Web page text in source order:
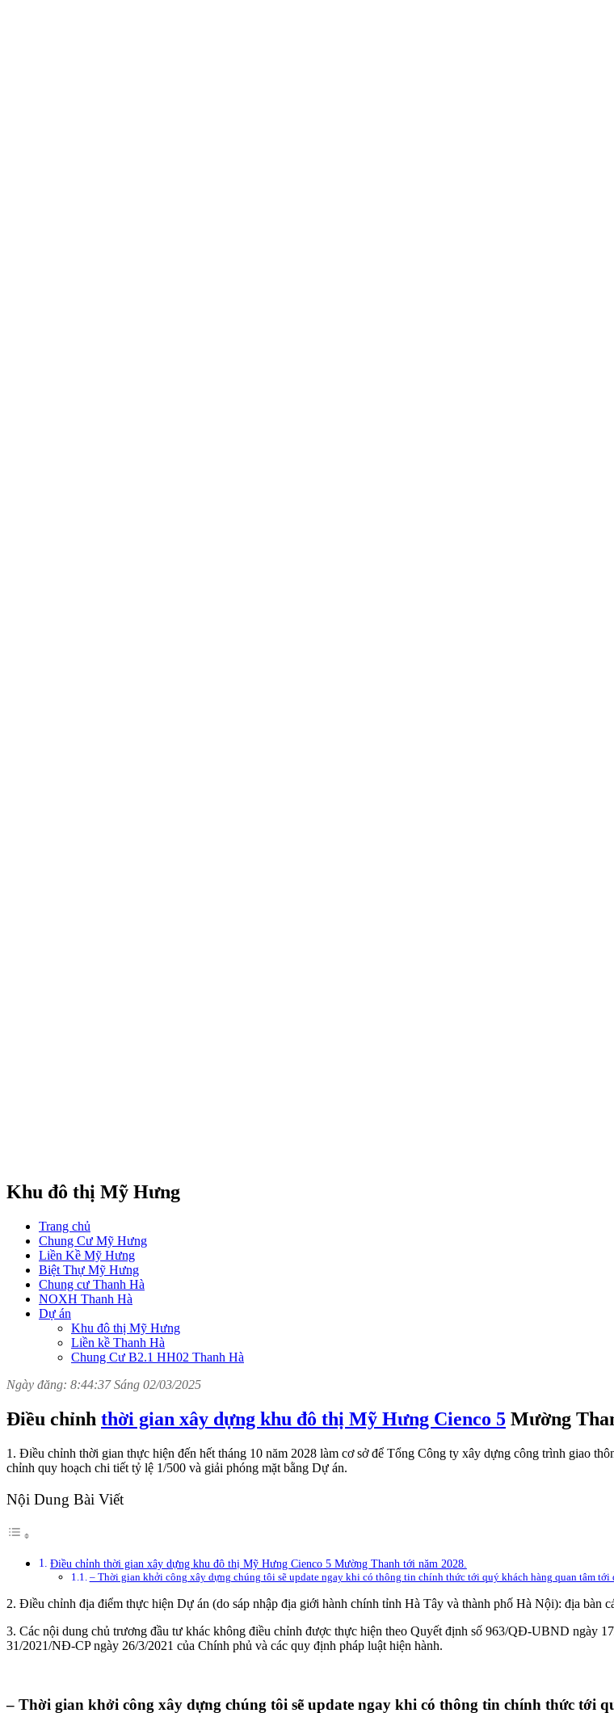
Khu đô thị Mỹ Hưng
Trang chủ
Chung Cư Mỹ Hưng
Liền Kề Mỹ Hưng
Biệt Thự Mỹ Hưng
Chung cư Thanh Hà
NOXH Thanh Hà
Dự án
Khu đô thị Mỹ Hưng
Liền kề Thanh Hà
Chung Cư B2.1 HH02 Thanh Hà
Ngày đăng: 8:44:37 Sáng 02/03/2025
Điều chỉnh thời gian xây dựng khu đô thị Mỹ Hưng Cienco 5 Mường
1. Điều chỉnh thời gian thực hiện đến hết tháng 10 năm 2028 làm cơ sở để Tổng Công ty xây dựng công trình giao
chỉnh quy hoạch chi tiết tỷ lệ 1/500 và giải phóng mặt bằng Dự án.
Nội Dung Bài Viết
Điều chỉnh thời gian xây dựng khu đô thị Mỹ Hưng Cienco 5 Mường Thanh tới năm 2028.
– Thời gian khởi công xây dựng chúng tôi sẽ update ngay khi có thông tin chính thức tới quý khách hàng quan tâm
2. Điều chỉnh địa điểm thực hiện Dự án (do sáp nhập địa giới hành chính tỉnh Hà Tây và thành phố Hà Nội): địa
3. Các nội dung chủ trương đầu tư khác không điều chỉnh được thực hiện theo Quyết định số 963/QĐ-UBND
31/2021/NĐ-CP ngày 26/3/2021 của Chính phủ và các quy định pháp luật hiện hành.
– Thời gian khởi công xây dựng chúng tôi sẽ update ngay khi có thông tin chính thức tới